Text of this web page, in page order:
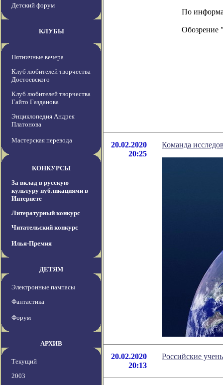
Детский форум
КЛУБЫ
Пятничные вечера
Клуб любителей творчества
Достоевского
Клуб любителей творчества
Гайто Газданова
Энциклопедия Андрея
Платонова
Мастерская перевода
КОНКУРСЫ
За вклад в русскую
культуру публикациями в
Интернете
Литературный конкурс
Читательский конкурс
Илья-Премия
ДЕТЯМ
Электронные пампасы
Фантастика
Форум
АРХИВ
Текущий
2003
По
Обозрение
20.02.2020
20:25
Команда
20.02.2020
20:13
Российские